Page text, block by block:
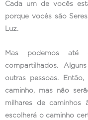
Cada um de vocês
porque vocês são
Luz.
Mas podemos até
compartilhados.
outras pessoas.
caminho, mas não
milhares de
escolherá o caminho